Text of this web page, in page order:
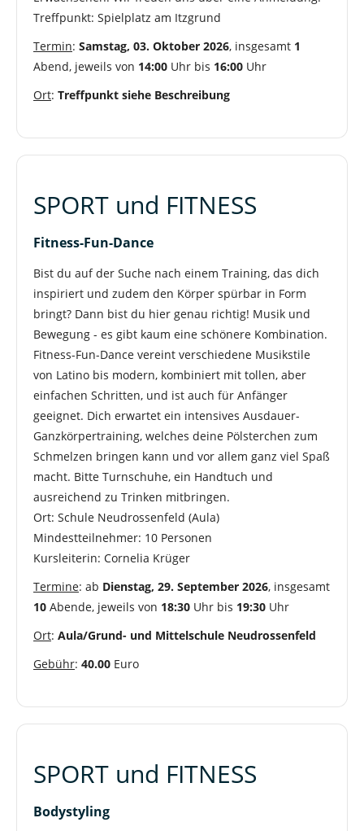
Treffpunkt: Spielplatz am Itzgrund
Termin: Samstag, 03. Oktober 2026, insgesamt 1
Abend, jeweils von 14:00 Uhr bis 16:00 Uhr
Ort: Treffpunkt siehe Beschreibung
SPORT und FITNESS
Fitness-Fun-Dance
Bist du auf der Suche nach einem Training, das dich
inspiriert und zudem den Körper spürbar in Form
bringt? Dann bist du hier genau richtig! Musik und
Bewegung - es gibt kaum eine schönere Kombination.
Fitness-Fun-Dance vereint verschiedene Musikstile
von Latino bis modern, kombiniert mit tollen, aber
einfachen Schritten, und ist auch für Anfänger
geeignet. Dich erwartet ein intensives Ausdauer-
Ganzkörpertraining, welches deine Pölsterchen zum
Schmelzen bringen kann und vor allem ganz viel Spaß
macht. Bitte Turnschuhe, ein Handtuch und
ausreichend zu Trinken mitbringen.
Ort: Schule Neudrossenfeld (Aula)
Mindestteilnehmer: 10 Personen
Kursleiterin: Cornelia Krüger
Termine: ab Dienstag, 29. September 2026, insgesamt
10 Abende, jeweils von 18:30 Uhr bis 19:30 Uhr
Ort: Aula/Grund- und Mittelschule Neudrossenfeld
Gebühr: 40.00 Euro
SPORT und FITNESS
Bodystyling